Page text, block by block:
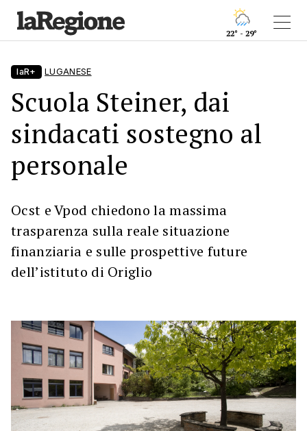
22° - 29°
laR+ LUGANESE
Scuola Steiner, dai
sindacati sostegno al
personale
Ocst e Vpod chiedono la massima
trasparenza sulla reale situazione
finanziaria e sulle prospettive future
dell’istituto di Origlio